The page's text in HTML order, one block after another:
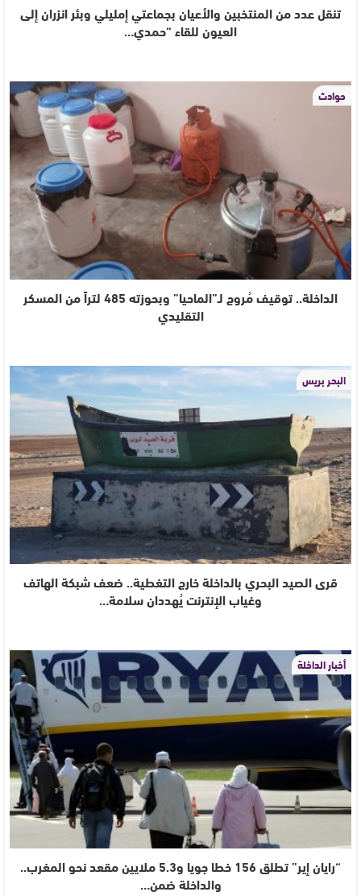
تنقل عدد من المنتخبين والأعيان بجماعتي إمليلي وبئر انزران إلى
العيون للقاء “حمدي…
حوادث
الداخلة.. توقيف مُروج لـ”الماحيا” وبحوزته 485 لتراً من المسكر
التقليدي
البحر بريس
قرى الصيد البحري بالداخلة خارج التغطية.. ضعف شبكة الهاتف
وغياب الإنترنت يُهددان سلامة…
أخبار الداخلة
“رايان إير” تطلق 156 خطا جويا و5.3 ملايين مقعد نحو المغرب..
والداخلة ضمن…